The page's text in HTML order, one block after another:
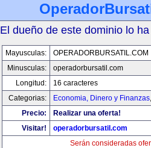
El dueño de este dominio lo
Mayusculas:
OPERADORBURSATIL.COM
Minusculas:
operadorbursatil.com
Longitud:
16 caracteres
Categorias:
Economia, Dinero y Finanzas
Precio:
Realizar una oferta!
Visitar!
operadorbursatil.com
Serán consideradas